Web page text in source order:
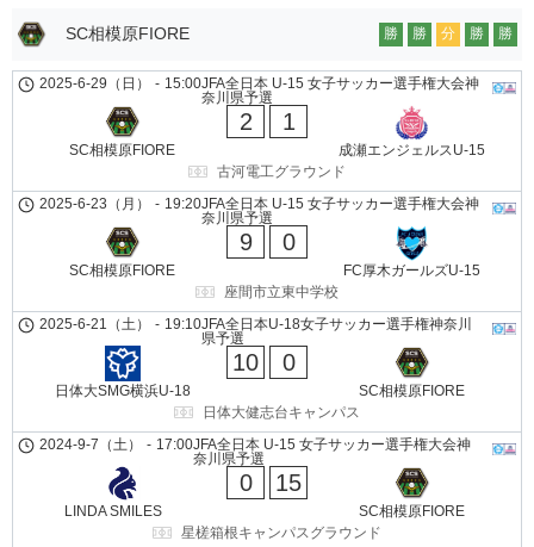
SC相模原FIORE 勝 勝 分 勝 勝
JFA全日本 U-15 女子サッカー選手権大会神
奈川県予選
2025-6-29（日） - 15:00
SC相模原FIORE
2 1
成瀬エンジェルスU-15
古河電工グラウンド
JFA全日本 U-15 女子サッカー選手権大会神
奈川県予選
2025-6-23（月） - 19:20
SC相模原FIORE
9 0
FC厚木ガールズU-15
座間市立東中学校
JFA全日本U-18女子サッカー選手権神奈川
県予選
2025-6-21（土） - 19:10
日体大SMG横浜U-18
10 0
SC相模原FIORE
日体大健志台キャンパス
JFA全日本 U-15 女子サッカー選手権大会神
奈川県予選
2024-9-7（土） - 17:00
LINDA SMILES
0 15
SC相模原FIORE
星槎箱根キャンパスグラウンド